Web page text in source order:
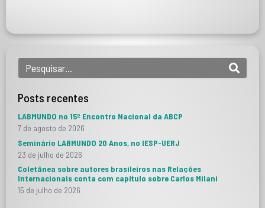
Posts recentes
LABMUNDO no 15º Encontro Nacional da ABCP
7 de agosto de 2026
Seminário LABMUNDO 20 Anos, no IESP-UERJ
23 de julho de 2026
Coletânea sobre autores brasileiros nas Relações
Internacionais conta com capítulo sobre Carlos Milani
15 de julho de 2026